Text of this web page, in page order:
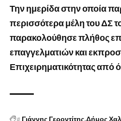
Την ημερίδα στην οποία
περισσότερα μέλη του ΔΣ
παρακολούθησε πλήθος
επαγγελματιών και
Επιχειρηματικότητας από